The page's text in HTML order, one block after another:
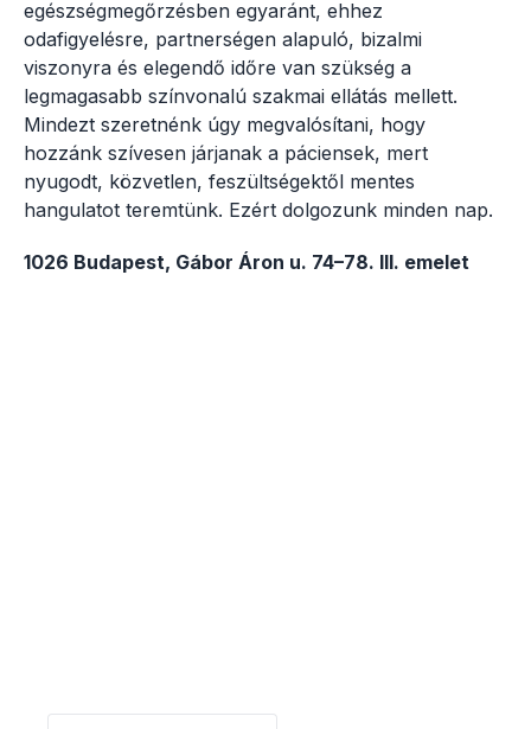
egészségmegőrzésben egyaránt, ehhez
odafigyelésre, partnerségen alapuló, bizalmi
viszonyra és elegendő időre van szükség a
legmagasabb színvonalú szakmai ellátás mellett.
Mindezt szeretnénk úgy megvalósítani, hogy
hozzánk szívesen járjanak a páciensek, mert
nyugodt, közvetlen, feszültségektől mentes
hangulatot teremtünk. Ezért dolgozunk minden nap.
1026 Budapest, Gábor Áron u. 74–78. III. emelet